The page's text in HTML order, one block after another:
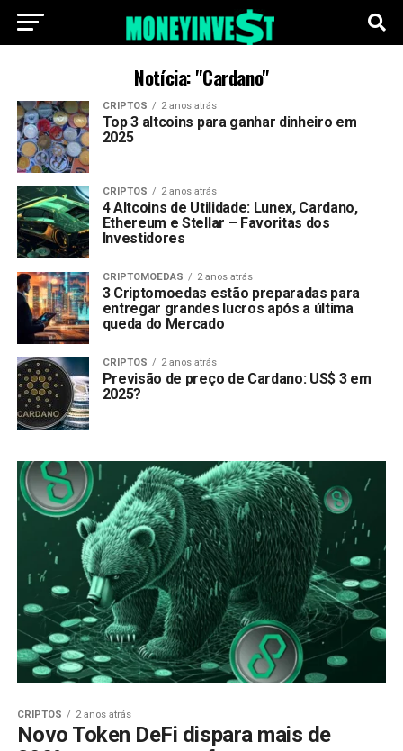
Notícia: "Cardano"
CRIPTOS 2 anos atrás
Top 3 altcoins para ganhar dinheiro em
2025
CRIPTOS 2 anos atrás
4 Altcoins de Utilidade: Lunex, Cardano,
Ethereum e Stellar – Favoritas dos
Investidores
CRIPTOMOEDAS 2 anos atrás
3 Criptomoedas estão preparadas para
entregar grandes lucros após a última
queda do Mercado
CRIPTOS 2 anos atrás
Previsão de preço de Cardano: US$ 3 em
2025?
CRIPTOS 2 anos atrás
Novo Token DeFi dispara mais de